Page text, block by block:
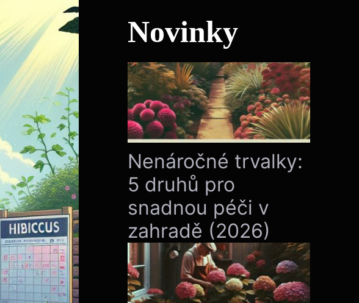
Novinky
Nenáročné trvalky:
5 druhů pro
snadnou péči v
zahradě (2026)